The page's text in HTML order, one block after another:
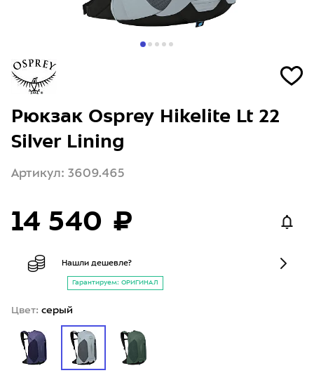
Рюкзак Osprey Hikelite Lt 22
Silver Lining
Артикул: 3609.465
14 540 ₽
Нашли дешевле?
Гарантируем: ОРИГИНАЛ
Цвет: серый